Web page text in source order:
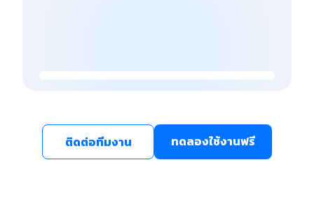
ติดต่อทีมงาน ทดลองใช้งานฟรี